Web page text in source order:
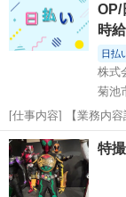
OP/
時
日払
株式
菊池
[仕事内容] 【業務内
ペレーター【取扱製品情報】二輪部品
タッフにおまかせ＋。 あなたのお仕事探しをしっかりサポート！ た
えば… 「もう少しココ
熊本 菊池市
特